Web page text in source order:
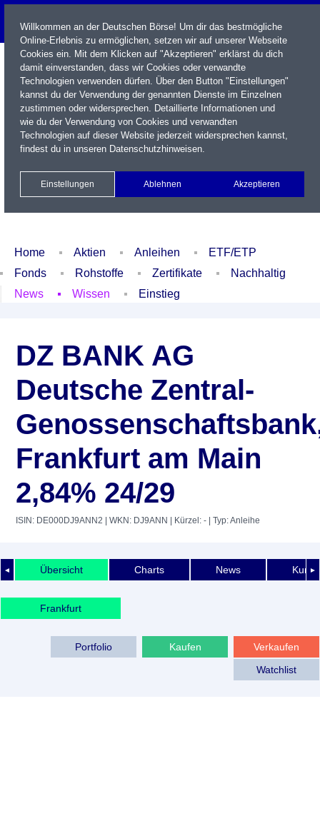
Name / WKN / ISIN / Kürzel
Newsletter Kontakt
Xetra Realtime
Watchlist Portfolio Login
Home Aktien Anleihen
ETF/ETP
Fonds
Rohstoffe Zertifikate
Nachhaltig
News
Wissen Einstieg
DZ BANK AG
Deutsche Zentral-
Frankfurt am Main
2,84% 24/29
ISIN: DE000DJ9ANN2 | WKN: DJ9ANN | Kürzel: - | Typ: Anleihe
◄ ►
Übersicht Charts News
Frankfurt
Verkaufen
Kaufen
Portfolio
Watchlist
Willkommen an der Deutschen Börse! Um dir das bestmögliche
Online-Erlebnis zu ermöglichen, setzen wir auf unserer Webseite
Cookies ein. Mit dem Klicken auf "Akzeptieren" erklärst du dich
damit einverstanden, dass wir Cookies oder verwandte
Technologien verwenden dürfen. Über den Button "Einstellungen"
kannst du der Verwendung der genannten Dienste im Einzelnen
zustimmen oder widersprechen. Detaillierte Informationen und
wie du der Verwendung von Cookies und verwandten
Technologien auf dieser Website jederzeit widersprechen kannst,
findest du in unseren Datenschutzhinweisen.
Einstellungen Ablehnen Akzeptieren